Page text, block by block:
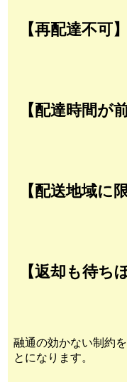
【再配達不可】
【配達時間が
【配送地域に
【返却も待ち
融通の効かない制約
とになります。